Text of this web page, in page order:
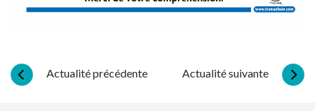
Actualité précédente Actualité suivante